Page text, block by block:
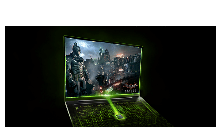
作為遊戲玩家，大家最想要的就是引人入勝，令人著迷的遊